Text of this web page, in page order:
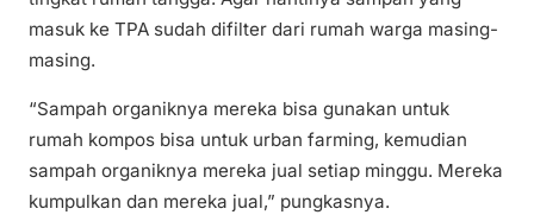
masuk ke TPA sudah difilter dari rumah warga masing-
masing.
“Sampah organiknya mereka bisa gunakan untuk
rumah kompos bisa untuk urban farming, kemudian
sampah organiknya mereka jual setiap minggu. Mereka
kumpulkan dan mereka jual,” pungkasnya.